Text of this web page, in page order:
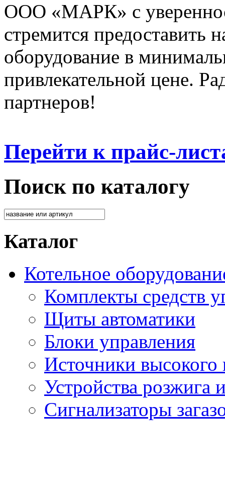
ООО «МАРК» с
стремится предоставить
оборудование в
привлекательной цене.
партнеров!
Перейти к прайс-
Поиск по каталогу
Каталог
Котельное
Комплекты средств
Щиты автоматики
Блоки управления
Источники высокого
Устройства розжига
Сигнализаторы